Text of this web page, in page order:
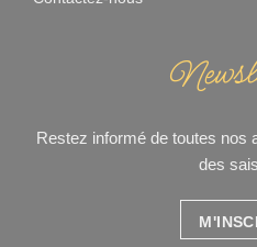
Restez informé de toutes nos
des